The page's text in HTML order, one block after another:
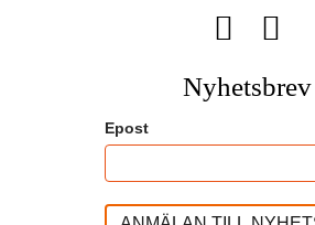
Nyhetsbrev
Epost